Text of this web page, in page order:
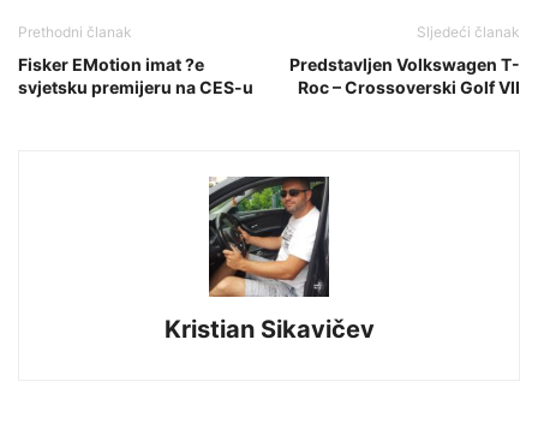
Prethodni članak
Fisker EMotion imat ?e
svjetsku premijeru na CES-u
Sljedeći članak
Predstavljen Volkswagen T-
Roc – Crossoverski Golf VII
Kristian Sikavičev